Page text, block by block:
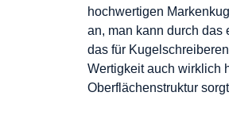
hochwertigen
an, man kann durch das
das für
Wertigkeit auch wirklich
Oberflächenstruktur